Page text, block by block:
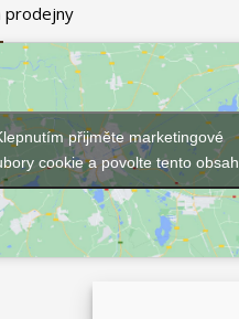
prodejny
přijměte marketingové
cookie a povolte tento obsah